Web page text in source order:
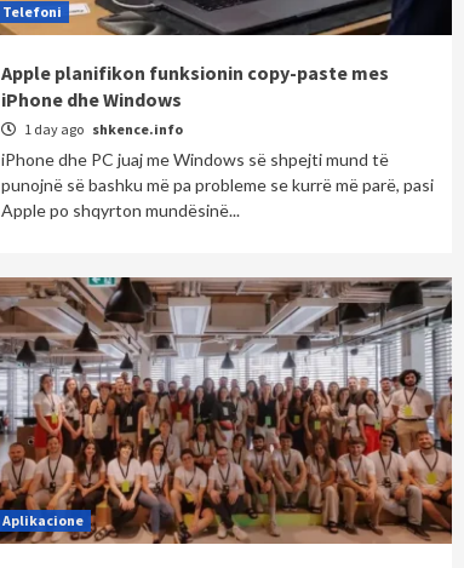
Telefoni
Apple planifikon funksionin copy-paste mes
iPhone dhe Windows
1 day ago shkence.info
iPhone dhe PC juaj me Windows së shpejti mund të
punojnë së bashku më pa probleme se kurrë më parë, pasi
Apple po shqyrton mundësinë...
Aplikacione